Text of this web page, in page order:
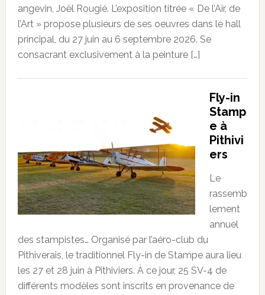
angevin, Joël Rougié. L’exposition titrée « De l’Air, de
l’Art » propose plusieurs de ses oeuvres dans le hall
principal, du 27 juin au 6 septembre 2026. Se
consacrant exclusivement à la peinture […]
Fly-in
Stamp
e à
Pithivi
ers
Le
rassemb
lement
annuel
des stampistes… Organisé par l’aéro-club du
Pithiverais, le traditionnel Fly-in de Stampe aura lieu
les 27 et 28 juin à Pithiviers. À ce jour, 25 SV-4 de
différents modèles sont inscrits en provenance de